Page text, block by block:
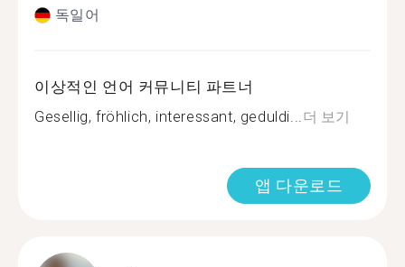
독일어
이상적인 언어 커뮤니티 파트너
Gesellig, fröhlich, interessant, geduldi...더 보기
앱 다운로드